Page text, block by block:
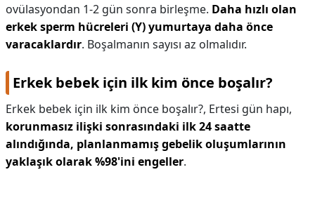
ovülasyondan 1-2 gün sonra birleşme. Daha hızlı olan
erkek sperm hücreleri (Y) yumurtaya daha önce
varacaklardır. Boşalmanın sayısı az olmalıdır.
Erkek bebek için ilk kim önce boşalır?
Erkek bebek için ilk kim önce boşalır?, Ertesi gün hapı,
korunmasız ilişki sonrasındaki ilk 24 saatte
alındığında, planlanmamış gebelik oluşumlarının
yaklaşık olarak %98'ini engeller.